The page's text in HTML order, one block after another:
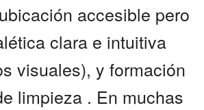
accesible pero
clara e intuitiva
visuales), y formación
limpieza . En muchas